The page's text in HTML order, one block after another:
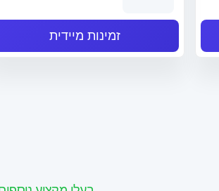
זמינות מיידית